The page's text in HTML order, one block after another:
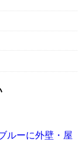
ルーに外壁・屋